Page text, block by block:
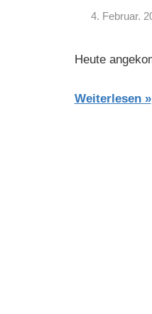
4. Februar.
Heute
Weiterlesen